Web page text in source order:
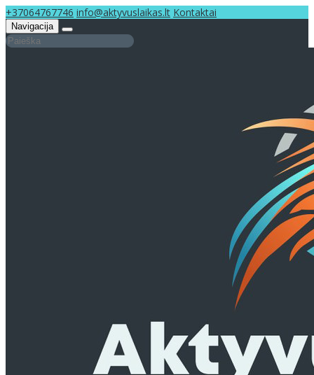
+37064767746 info@aktyvuslaikas.lt Kontaktai
Navigacija